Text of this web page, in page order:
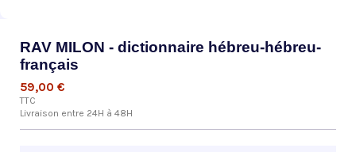
RAV MILON - dictionnaire hébreu-hébreu-
français
59,00 €
TTC
Livraison entre 24H à 48H